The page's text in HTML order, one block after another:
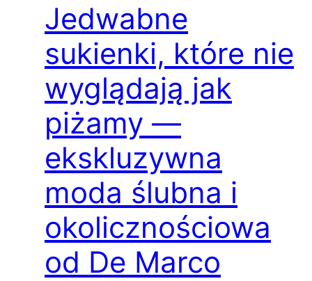
Jedwabne
sukienki, które nie
wyglądają jak
piżamy —
ekskluzywna
moda ślubna i
okolicznościowa
od De Marco